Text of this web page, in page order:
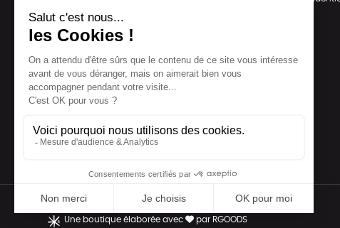
Maison
Bien-être
Epicerie
Papeterie
Livres
Une boutique élaborée avec par RGOODS